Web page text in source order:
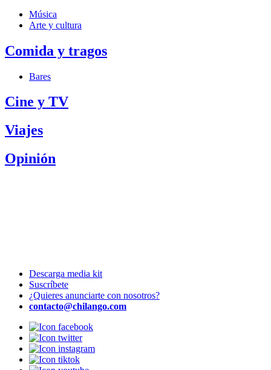
Música
Arte y cultura
Comida y tragos
Bares
Cine y TV
Viajes
Opinión
Descarga media kit
Suscríbete
¿Quieres anunciarte con nosotros?
contacto@chilango.com